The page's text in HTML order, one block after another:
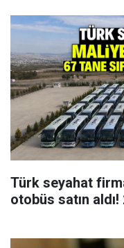
Türk seyahat
otobüs satın